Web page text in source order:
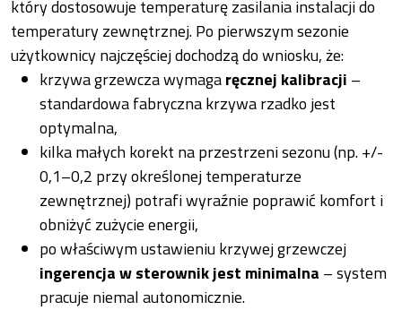
który dostosowuje temperaturę zasilania instalacji do
temperatury zewnętrznej. Po pierwszym sezonie
użytkownicy najczęściej dochodzą do wniosku, że:
krzywa grzewcza wymagaręcznej kalibracji –
standardowa fabryczna krzywa rzadko jest
optymalna,
kilka małych korekt na przestrzeni sezonu (np. +/-
0,1–0,2 przy określonej temperaturze
zewnętrznej) potrafi wyraźnie poprawić komfort i
obniżyć zużycie energii,
po właściwym ustawieniu krzywej grzewczej
ingerencja w sterownik jest minimalna – system
pracuje niemal autonomicznie.